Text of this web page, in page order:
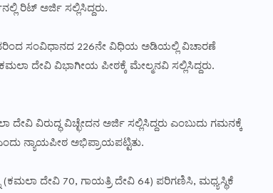
ರಿಟ್ ಅರ್ಜಿ ಸಲ್ಲಿಸಿದ್ದರು.
ಸಂವಿಧಾನದ 226ನೇ ವಿಧಿಯ ಅಡಿಯಲ್ಲಿ ವಿಚಾರಣೆ
ದೇವಿ ವಿಭಾಗೀಯ ಪೀಠಕ್ಕೆ ಮೇಲ್ಮನವಿ ಸಲ್ಲಿಸಿದ್ದರು.
ವಿರುದ್ಧ ವಿಚ್ಛೇದನ ಅರ್ಜಿ ಸಲ್ಲಿಸಿದ್ದರು ಎಂಬುದು ಗಮನಕ್ಕೆ
ನ್ಯಾಯಪೀಠ ಅಭಿಪ್ರಾಯಪಟ್ಟಿತು.
(ಕಮಲಾ ದೇವಿ 70, ಗಾಯತ್ರಿ ದೇವಿ 64) ಪರಿಗಣಿಸಿ, ಮಧ್ಯಸ್ಥಿಕೆ